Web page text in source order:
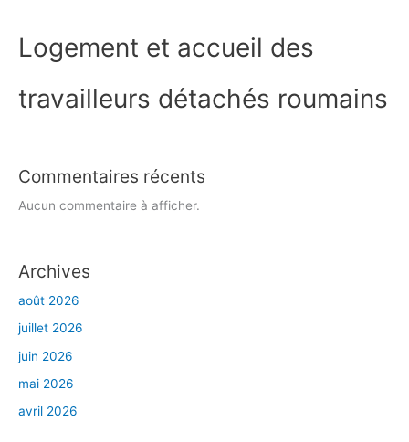
Logement et accueil des
travailleurs détachés roumains
Commentaires récents
Aucun commentaire à afficher.
Archives
août 2026
juillet 2026
juin 2026
mai 2026
avril 2026